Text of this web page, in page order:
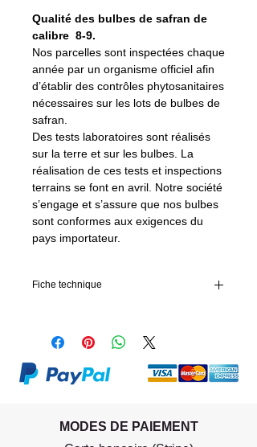
Qualité des bulbes de safran de
calibre 8-9.
Nos parcelles sont inspectées chaque
année par un organisme officiel afin
d’établir des contrôles phytosanitaires
nécessaires sur les lots de bulbes de
safran.
Des tests laboratoires sont réalisés
sur la terre et sur les bulbes. La
réalisation de ces tests et inspections
terrains se font en avril. Notre société
s’engage et s’assure que nos bulbes
sont conformes aux exigences du
pays importateur.
Fiche technique
bulbes
MODES DE PAIEMENT